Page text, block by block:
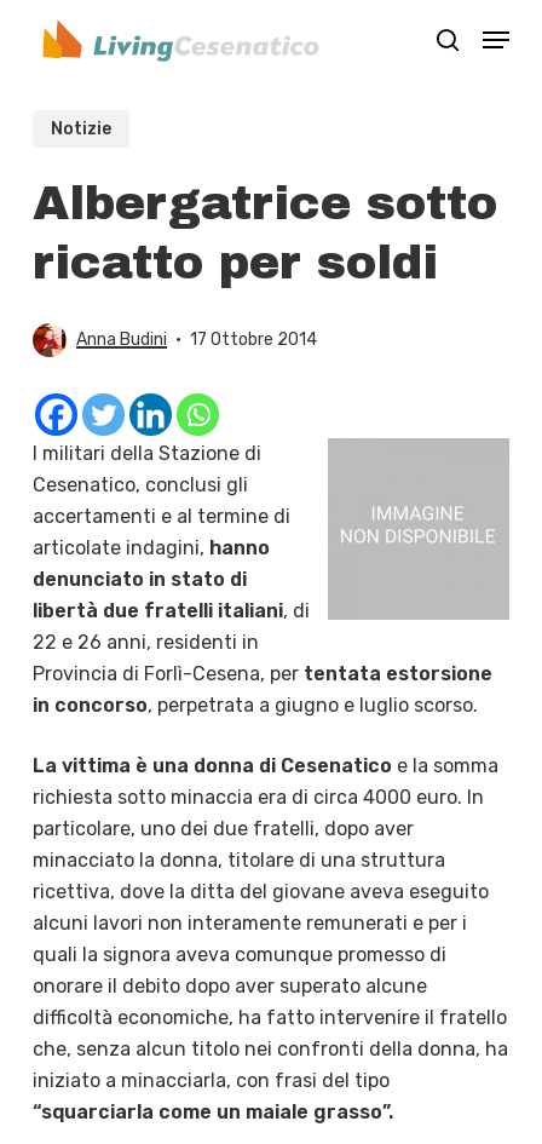
search
Menu
Notizie
Albergatrice sotto
ricatto per soldi
Anna Budini 17 Ottobre 2014
I militari della Stazione di
Cesenatico, conclusi gli
accertamenti e al termine di
articolate indagini, hanno
denunciato in stato di
libertà due fratelli italiani, di
22 e 26 anni, residenti in
Provincia di Forlì-Cesena, per tentata estorsione
in concorso, perpetrata a giugno e luglio scorso.
La vittima è una donna di Cesenatico e la somma
richiesta sotto minaccia era di circa 4000 euro. In
particolare, uno dei due fratelli, dopo aver
minacciato la donna, titolare di una struttura
ricettiva, dove la ditta del giovane aveva eseguito
alcuni lavori non interamente remunerati e per i
quali la signora aveva comunque promesso di
onorare il debito dopo aver superato alcune
difficoltà economiche, ha fatto intervenire il fratello
che, senza alcun titolo nei confronti della donna, ha
iniziato a minacciarla, con frasi del tipo
“squarciarla come un maiale grasso”.